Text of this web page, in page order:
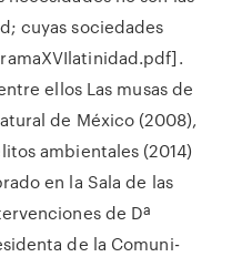
cuyas sociedades
ellos Las musas de
de México (2008),
ambientales (2014)
en la Sala de las
de Dª
de la Comuni-